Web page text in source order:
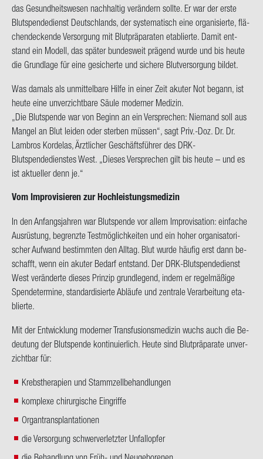
das Ge­sund­heits­we­sen nach­hal­tig ver­än­dern soll­te. Er war der erste
Blut­spen­de­dienst Deutsch­lands, der sys­te­ma­tisch eine or­ga­ni­sier­te, flä­
chen­de­cken­de Ver­sor­gung mit Blut­prä­pa­ra­ten eta­blier­te. Damit ent­
stand ein Mo­dell, das spä­ter bun­des­weit prä­gend wurde und bis heute
die Grund­la­ge für eine ge­si­cher­te und si­che­re Blut­ver­sor­gung bil­det.
Was da­mals als un­mit­tel­ba­re Hilfe in einer Zeit aku­ter Not be­gann, ist
heute eine un­ver­zicht­ba­re Säule mo­der­ner Me­di­zin.
„Die Blut­spen­de war von Be­ginn an ein Ver­spre­chen: Nie­mand soll aus
Man­gel an Blut lei­den oder ster­ben müs­sen“, sagt Priv.-Doz. Dr. Dr.
Lam­bros Kor­de­las, Ärzt­li­cher Ge­schäfts­füh­rer des DRK-​
Blutspendedienstes West. „Die­ses Ver­spre­chen gilt bis heute – und es
ist ak­tu­el­ler denn je.“
Vom Im­pro­vi­sie­ren zur Hoch­leis­tungs­me­di­zin
In den An­fangs­jah­ren war Blut­spen­de vor allem Im­pro­vi­sa­ti­on: ein­fa­che
Aus­rüs­tung, be­grenz­te Test­mög­lich­kei­ten und ein hoher or­ga­ni­sa­to­ri­
scher Auf­wand be­stimm­ten den All­tag. Blut wurde häu­fig erst dann be­
schafft, wenn ein aku­ter Be­darf ent­stand. Der DRK-​Blutspendedienst
West ver­än­der­te die­ses Prin­zip grund­le­gend, indem er re­gel­mä­ßi­ge
Spen­de­ter­mi­ne, stan­dar­di­sier­te Ab­läu­fe und zen­tra­le Ver­ar­bei­tung eta­
blier­te.
Mit der Ent­wick­lung mo­der­ner Trans­fu­si­ons­me­di­zin wuchs auch die Be­
deu­tung der Blut­spen­de kon­ti­nu­ier­lich. Heute sind Blut­prä­pa­ra­te un­ver­
zicht­bar für:
Krebstherapien und Stammzellbehandlungen
komplexe chirurgische Eingriffe
Organtransplantationen
die Versorgung schwerverletzter Unfallopfer